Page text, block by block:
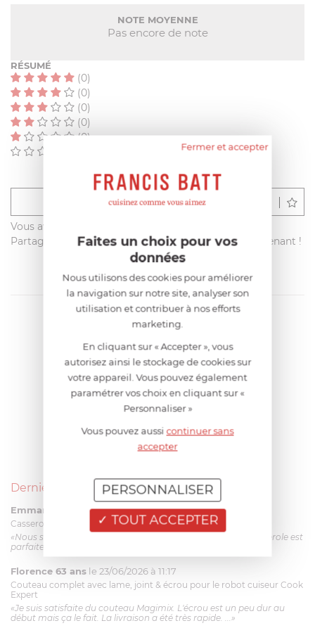
NOTE MOYENNE
Pas encore de note
RÉSUMÉ
(0)
(0)
(0)
(0)
(0)
Déposer un avis
Vous avez acheté ce produit sur francisbatt.com ?
Partagez votre avis avec les autres clients dès maintenant !
Derniers avis produits
Emmanuel 56 ansle 23/06/2026 à 12:04
Casserole mini 9 cm Castelpro 5 ply poignée fixe
«Nous sommes dans un produit de haute qualité. Cette casserole est
parfaite pour l'élaboration des sauces et vient complé...»
Florence 63 ans le 23/06/2026 à 11:17
Couteau complet avec lame, joint & écrou pour le robot cuiseur Cook
Expert
«Je suis satisfaite du couteau Magimix. L'écrou est un peu dur au
début mais ça le fait. La livraison a été très rapide. ...»
Fermer et accepter
Faites un choix pour vos
données
Nous utilisons des cookies pour améliorer
la navigation sur notre site, analyser son
utilisation et contribuer à nos efforts
marketing.
En cliquant sur « Accepter », vous
autorisez ainsi le stockage de cookies sur
votre appareil. Vous pouvez également
paramétrer vos choix en cliquant sur «
Personnaliser »
Vous pouvez aussicontinuer sans
accepter
TOUT ACCEPTER
PERSONNALISER